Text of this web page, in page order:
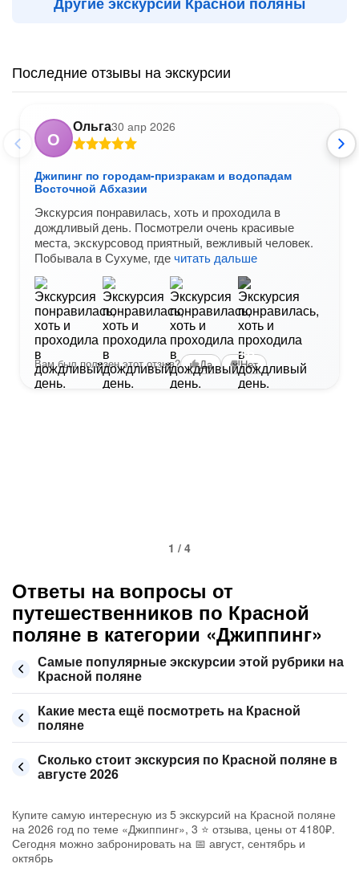
Последние отзывы на экскурсии
О
Ольга30 апр 2026
Джипинг по городам-призракам и водопадам
Восточной Абхазии
Экскурсия понравилась, хоть и проходила в
дождливый день. Посмотрели очень красивые
места, экскурсовод приятный, вежливый человек.
Побывала в Сухуме, гдечитать дальше
+6
Вам был полезен этот отзыв? Да Нет
1 / 4
Ответы на вопросы от
путешественников по Красной
поляне в категории «Джиппинг»
Самые популярные экскурсии этой рубрики на
Красной поляне
Какие места ещё посмотреть на Красной
поляне
Сколько стоит экскурсия по Красной поляне в
августе 2026
Купите самую интересную из 5 экскурсий на Красной поляне
на 2026 год по теме «Джиппинг», 3 ⭐ отзыва, цены от 4180₽.
Сегодня можно забронировать на 📅 август, сентябрь и
октябрь